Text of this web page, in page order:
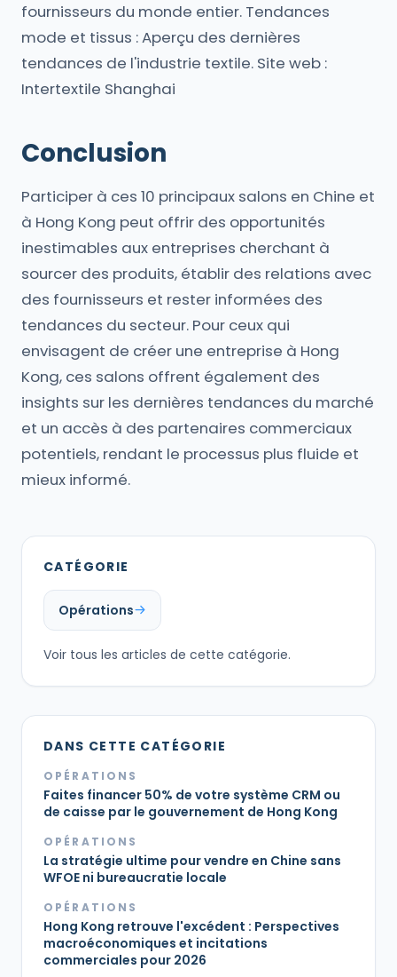
fournisseurs du monde entier. Tendances
mode et tissus : Aperçu des dernières
tendances de l'industrie textile. Site web :
Intertextile Shanghai
Conclusion
Participer à ces 10 principaux salons en Chine et
à Hong Kong peut offrir des opportunités
inestimables aux entreprises cherchant à
sourcer des produits, établir des relations avec
des fournisseurs et rester informées des
tendances du secteur. Pour ceux qui
envisagent de créer une entreprise à Hong
Kong, ces salons offrent également des
insights sur les dernières tendances du marché
et un accès à des partenaires commerciaux
potentiels, rendant le processus plus fluide et
mieux informé.
CATÉGORIE
Opérations
Voir tous les articles de cette catégorie.
DANS CETTE CATÉGORIE
OPÉRATIONS
Faites financer 50% de votre système CRM ou
de caisse par le gouvernement de Hong Kong
OPÉRATIONS
La stratégie ultime pour vendre en Chine sans
WFOE ni bureaucratie locale
OPÉRATIONS
Hong Kong retrouve l'excédent : Perspectives
macroéconomiques et incitations
commerciales pour 2026